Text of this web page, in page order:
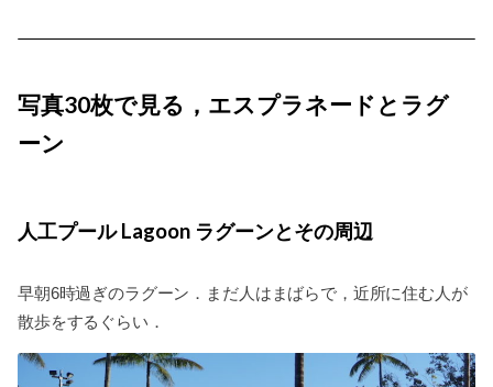
写真30枚で見る，エスプラネードとラグ
ーン
人工プール Lagoon ラグーンとその周辺
早朝6時過ぎのラグーン．まだ人はまばらで，近所に住む人が
散歩をするぐらい．